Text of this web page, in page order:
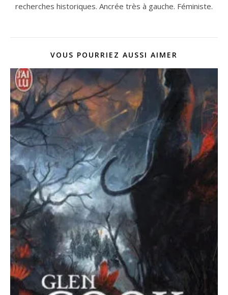
recherches historiques. Ancrée très à gauche. Féministe.
VOUS POURRIEZ AUSSI AIMER